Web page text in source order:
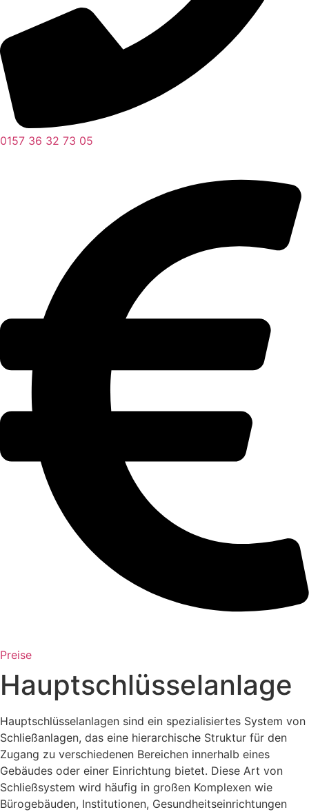
0157 36 32 73 05
Preise
Hauptschlüsselanlage
Hauptschlüsselanlagen sind ein spezialisiertes System von
Schließanlagen, das eine hierarchische Struktur für den
Zugang zu verschiedenen Bereichen innerhalb eines
Gebäudes oder einer Einrichtung bietet. Diese Art von
Schließsystem wird häufig in großen Komplexen wie
Bürogebäuden, Institutionen, Gesundheitseinrichtungen